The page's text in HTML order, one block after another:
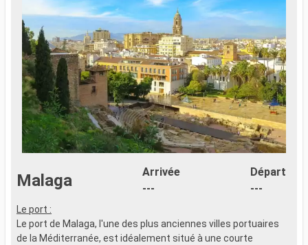
Malaga
Arrivée
---
Départ
---
Le port :
Le port de Malaga, l'une des plus anciennes villes portuaires
de la Méditerranée, est idéalement situé à une courte